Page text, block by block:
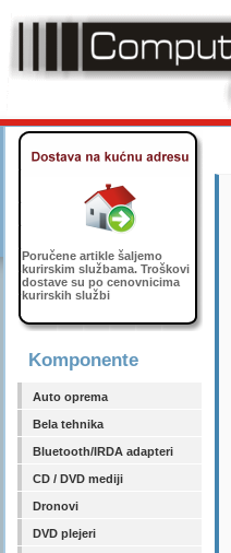
Poručene artikle šaljemo
kurirskim službama. Troškovi
dostave su po cenovnicima
kurirskih službi
Komponente
Auto oprema
Bela tehnika
Bluetooth/IRDA adapteri
CD / DVD mediji
Dronovi
DVD plejeri